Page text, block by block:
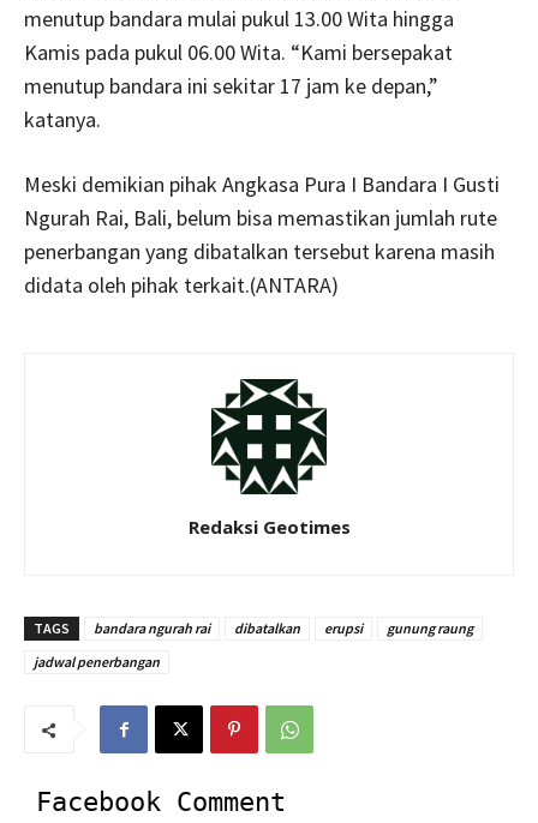
menutup bandara mulai pukul 13.00 Wita hingga
Kamis pada pukul 06.00 Wita. “Kami bersepakat
menutup bandara ini sekitar 17 jam ke depan,”
katanya.
Meski demikian pihak Angkasa Pura I Bandara I Gusti
Ngurah Rai, Bali, belum bisa memastikan jumlah rute
penerbangan yang dibatalkan tersebut karena masih
didata oleh pihak terkait.(ANTARA)
Redaksi Geotimes
TAGS bandara ngurah rai dibatalkan erupsi
gunung raung
jadwal penerbangan
Facebook Comment